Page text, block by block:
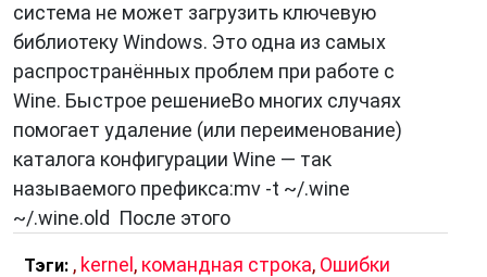
система не может загрузить ключевую
библиотеку Windows. Это одна из самых
распространённых проблем при работе с
Wine. Быстрое решениеВо многих случаях
помогает удаление (или переименование)
каталога конфигурации Wine — так
называемого префикса:mv -t ~/.wine
~/.wine.old После этого
Тэги: , kernel , командная строка, Ошибки